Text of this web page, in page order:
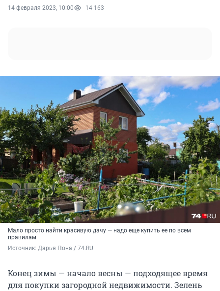
14 февраля 2023, 10:00 14 163
Мало просто найти красивую дачу — надо еще купить ее по всем
правилам
Источник: Дарья Пона / 74.RU
Конец зимы — начало весны — подходящее время
для покупки загородной недвижимости. Зелень